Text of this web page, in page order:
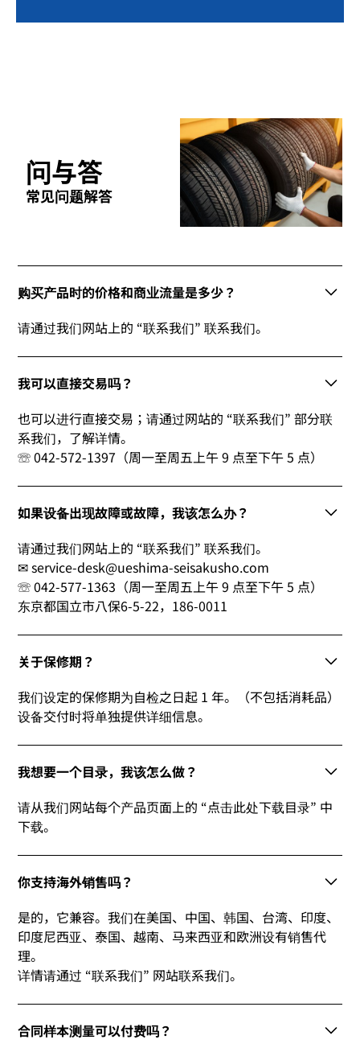
问与答
常见问题解答
购买产品时的价格和商业流量是多少？
请通过我们网站上的 “联系我们” 联系我们。
我可以直接交易吗？
也可以进行直接交易；请通过网站的 “联系我们” 部分联
系我们，了解详情。
☏ 042-572-1397（周一至周五上午 9 点至下午 5 点）
如果设备出现故障或故障，我该怎么办？
请通过我们网站上的 “联系我们” 联系我们。
✉ service-desk@ueshima-seisakusho.com
☏ 042-577-1363（周一至周五上午 9 点至下午 5 点）
东京都国立市八保6-5-22，186-0011
关于保修期？
我们设定的保修期为自检之日起 1 年。（不包括消耗品）
设备交付时将单独提供详细信息。
我想要一个目录，我该怎么做？
请从我们网站每个产品页面上的 “点击此处下载目录” 中
下载。
你支持海外销售吗？
是的，它兼容。我们在美国、中国、韩国、台湾、印度、
印度尼西亚、泰国、越南、马来西亚和欧洲设有销售代
理。
详情请通过 “联系我们” 网站联系我们。
合同样本测量可以付费吗？